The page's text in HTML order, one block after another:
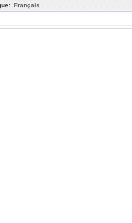
Français